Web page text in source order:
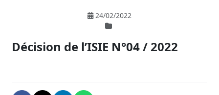
24/02/2022
Décision de l’ISIE N°04 / 2022